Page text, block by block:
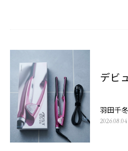
デビ
羽田千冬
2026.08.04